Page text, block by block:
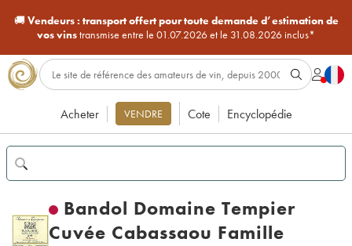
🚚Vendeurs : transport offert pour toute demande d’estimation de
vos vinstransmise entre le 01.07.2026 et le 31.08.2026 inclus*
Acheter VENDRE Cote Encyclopédie
Bandol Domaine Tempier
Cuvée Cabassaou Famille